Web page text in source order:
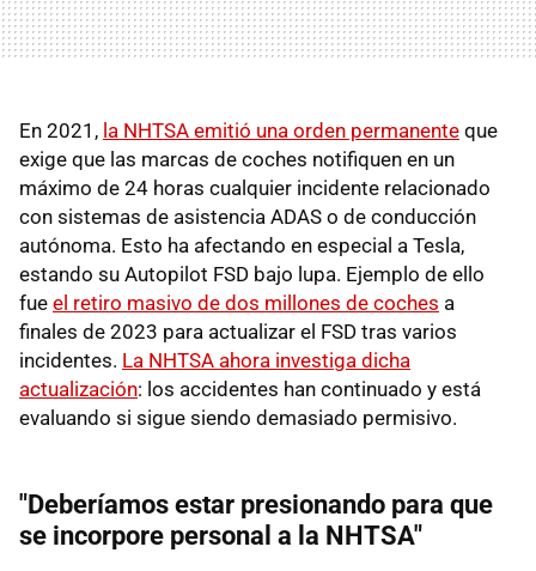
En 2021, la NHTSA emitió una orden permanente que
exige que las marcas de coches notifiquen en un
máximo de 24 horas cualquier incidente relacionado
con sistemas de asistencia ADAS o de conducción
autónoma. Esto ha afectando en especial a Tesla,
estando su Autopilot FSD bajo lupa. Ejemplo de ello
fue el retiro masivo de dos millones de coches a
finales de 2023 para actualizar el FSD tras varios
incidentes. La NHTSA ahora investiga dicha
actualización: los accidentes han continuado y está
evaluando si sigue siendo demasiado permisivo.
"Deberíamos estar presionando para que
se incorpore personal a la NHTSA"